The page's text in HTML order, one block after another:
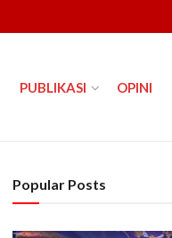
PUBLIKASI OPINI
Popular Posts